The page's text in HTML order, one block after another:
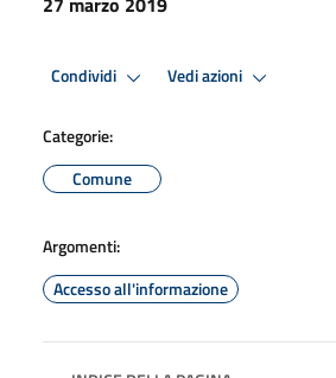
Condividi Vedi azioni
Categorie:
Comune
Argomenti:
Accesso all'informazione